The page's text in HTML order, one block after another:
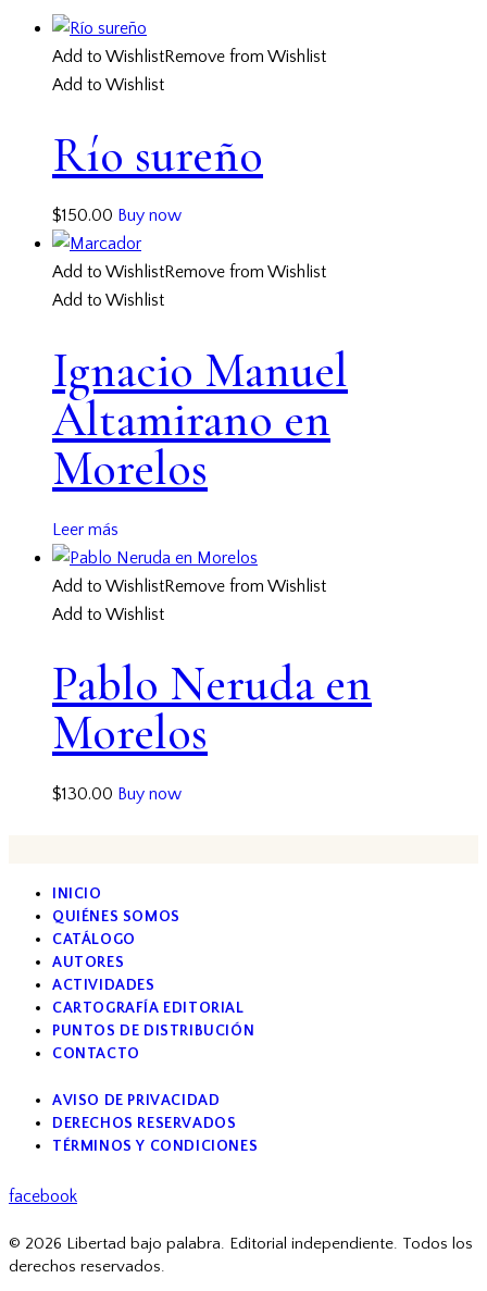
Add to WishlistRemove from Wishlist
Add to Wishlist
Río sureño
$150.00 Buy now
Add to WishlistRemove from Wishlist
Add to Wishlist
Ignacio Manuel
Altamirano en
Morelos
Leer más
Add to WishlistRemove from Wishlist
Add to Wishlist
Pablo Neruda en
Morelos
$130.00 Buy now
INICIO
QUIÉNES SOMOS
CATÁLOGO
AUTORES
ACTIVIDADES
CARTOGRAFÍA EDITORIAL
PUNTOS DE DISTRIBUCIÓN
CONTACTO
AVISO DE PRIVACIDAD
DERECHOS RESERVADOS
TÉRMINOS Y CONDICIONES
facebook
© 2026 Libertad bajo palabra. Editorial independiente. Todos los
derechos reservados.